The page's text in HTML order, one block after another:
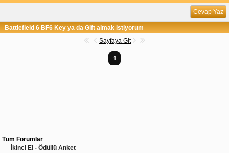
Cevap Yaz
Battlefield 6 BF6 Key ya da Gift almak istiyorum
Sayfaya Git
1
Tüm Forumlar
İkinci El - Ödüllü Anket